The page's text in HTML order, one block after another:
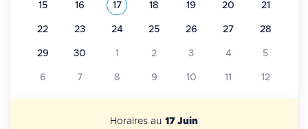
15 16 Voir tous les événements de
17Juin 2026
18 19 20 21
22 23 24 25 26 27 28
29 30 1 2 3 4 5
6 7 8 9 10 11 12
Horaires au 17 Juin